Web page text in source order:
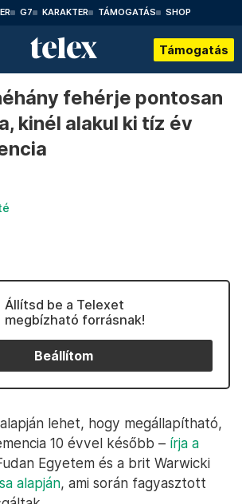
G7 KARAKTER TÁMOGATÁS SHOP
Támogatás
fehérje pontosan
kinél alakul ki tíz év
Állítsd be a Telexet
megbízható forrásnak!
Beállítom
lehet, hogy megállapítható,
10 évvel később – írja a
Egyetem és a brit Warwicki
alapján, ami során fagyasztott